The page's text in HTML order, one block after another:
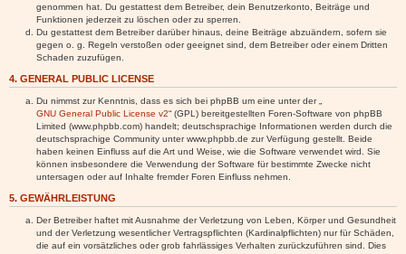
genommen hat. Du gestattest dem Betreiber, dein Benutzerkonto, Beiträge und
Funktionen jederzeit zu löschen oder zu sperren.
Du gestattest dem Betreiber darüber hinaus, deine Beiträge abzuändern, sofern sie
gegen o. g. Regeln verstoßen oder geeignet sind, dem Betreiber oder einem Dritten
Schaden zuzufügen.
4. GENERAL PUBLIC LICENSE
Du nimmst zur Kenntnis, dass es sich bei phpBB um eine unter der „
GNU General Public License v2“ (GPL) bereitgestellten Foren-Software von phpBB
Limited (www.phpbb.com) handelt; deutschsprachige Informationen werden durch die
deutschsprachige Community unter www.phpbb.de zur Verfügung gestellt. Beide
haben keinen Einfluss auf die Art und Weise, wie die Software verwendet wird. Sie
können insbesondere die Verwendung der Software für bestimmte Zwecke nicht
untersagen oder auf Inhalte fremder Foren Einfluss nehmen.
5. GEWÄHRLEISTUNG
Der Betreiber haftet mit Ausnahme der Verletzung von Leben, Körper und Gesundheit
und der Verletzung wesentlicher Vertragspflichten (Kardinalpflichten) nur für Schäden,
die auf ein vorsätzliches oder grob fahrlässiges Verhalten zurückzuführen sind. Dies